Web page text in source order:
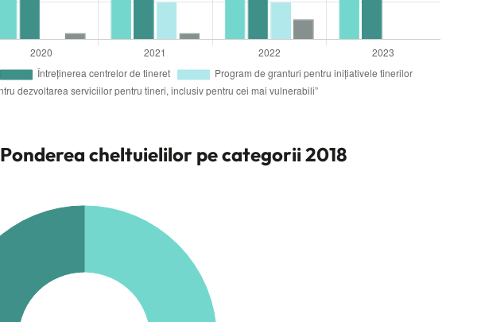
Ponderea cheltuielilor pe categorii 2018